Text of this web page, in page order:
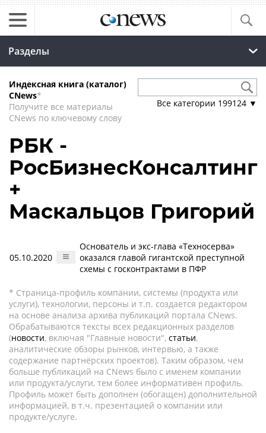
Разделы
Индексная книга (каталог)
CNews*
Получите все материалы
CNews по ключевому слову
Все категории 199124 ▼
РБК -
РосБизнесКонсалтинг
+
Маскальцов Григорий
05.10.2020
Основатель и экс-глава «Техносерва»
оказался главой гигантской преступной
схемы с госконтрактами в ПФР
* Страница-профиль компании, системы (продукта или
услуги), технологии, персоны и т.п. создается редактором
на основе анализа архива публикаций портала CNews.
Обрабатываются тексты всех редакционных разделов
(новости, включая "Главные новости", статьи,
аналитические обзоры рынков, интервью, а также
содержание партнёрских проектов). Таким образом, чем
больше публикаций на CNews было с именем компании
или продукта/услуги, тем более информативен профиль.
Профиль может быть дополнен (обогащен) дополнительной
информацией, в т.ч. презентацией о компании или
продукте/услуге.